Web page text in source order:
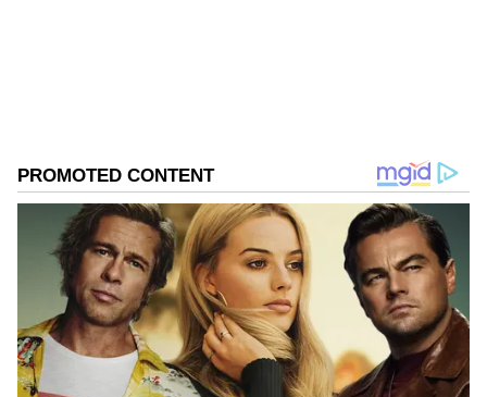
'ಇಂದು ಕಾಶ್ಮೀರದಲ್ಲಿ, ನಾಳೆ ನಮ್ಮ ಮೇಲೆ..'
ಮಂತ್ರಾಲಯ ಶ್ರೀಗಳು ಹಿಂದೂಗಳಿಗೆ
ಎಚ್ಚರದಿಂದರಬೇಕು ಎಂದಿದ್ದೇಕೆ?
ಮಂತ್ರಾಲಯ ರಥಬೀದಿ ಮಾದರೀಲಿ ಚಾಮುಂಡಿಬೆಟ್ಟ,
ಇತರೆಡೆ ಅಭಿವೃದ್ಧಿ: ರಾಮಲಿಂಗಾರೆಡ್ಡಿ